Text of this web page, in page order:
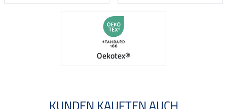
Oekotex®